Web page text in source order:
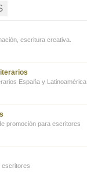
escritura creativa.
España y Latinoamérica
promoción para escritores
escritores